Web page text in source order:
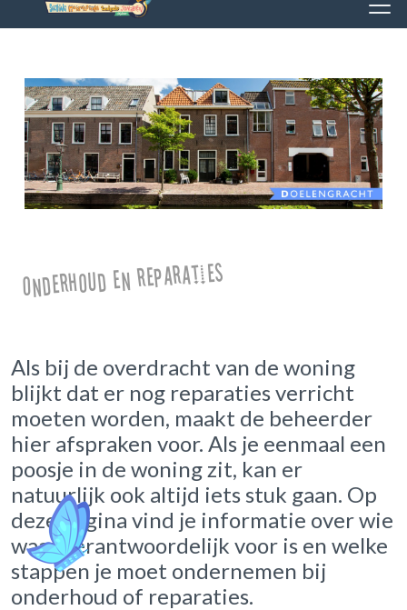
Onderhoud en reparaties
Als bij de overdracht van de woning
blijkt dat er nog reparaties verricht
moeten worden, maakt de beheerder
hier afspraken voor. Als je eenmaal een
poosje in de woning zit, kan er
natuurlijk ook altijd iets stuk gaan. Op
deze pagina vind je informatie over wie
waar verantwoordelijk voor is en welke
stappen je moet ondernemen bij
onderhoud of reparaties.